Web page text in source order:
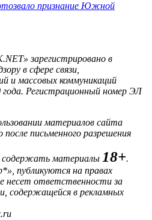
признание Южной
зарегистрировано в
в сфере связи,
и массовых коммуникаций
года. Регистрационный номер ЭЛ
материалов сайта
письменного разрешения
материалы 18+.
публикуются на правах
несет ответственности за
содержащейся в рекламных